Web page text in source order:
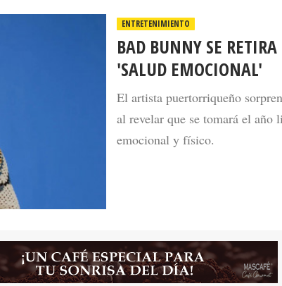
ENTRETENIMIENTO
BAD BUNNY SE
'SALUD EMOCIONAL'
El artista puertorriqueño
al revelar que se tomará el año
emocional y físico.